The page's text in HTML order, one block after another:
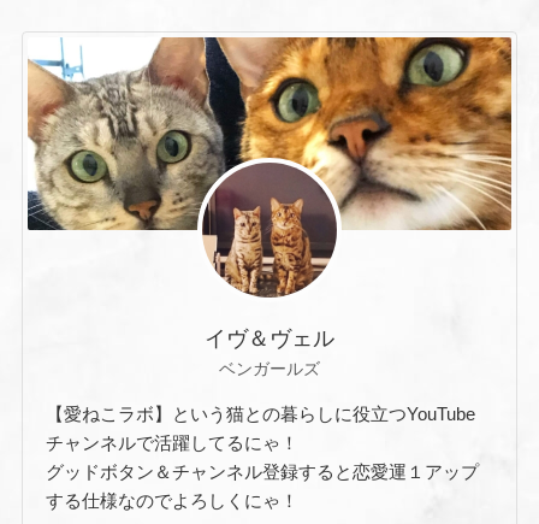
イヴ＆ヴェル
ベンガールズ
【愛ねこラボ】という猫との暮らしに役立つYouTube
チャンネルで活躍してるにゃ！
グッドボタン＆チャンネル登録すると恋愛運１アップ
する仕様なのでよろしくにゃ！